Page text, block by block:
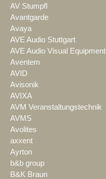
AV Stumpfl
Avantgarde
Avaya
AVE Audio Stuttgart
AVE Audio Visual Equipment
Aventem
AVID
Avisonik
AVIXA
AVM Veranstaltungstechnik
AVMS
Avolites
axxent
Ayrton
b&b group
B&K Braun